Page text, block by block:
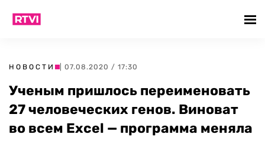
НОВОСТИ | 07.08.2020 / 17:30
Ученым пришлось переименовать
27 человеческих генов. Виноват
во всем Excel — программа меняла